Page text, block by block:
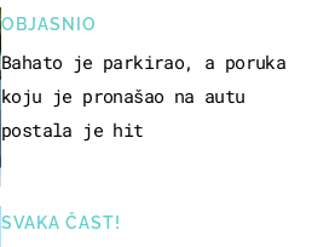
OBJASNIO
Bahato je parkirao, a poruka
koju je pronašao na autu
postala je hit
SVAKA ČAST!